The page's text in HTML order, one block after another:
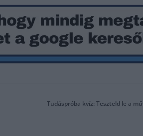
Tudáspróba kvíz: Teszteld le a